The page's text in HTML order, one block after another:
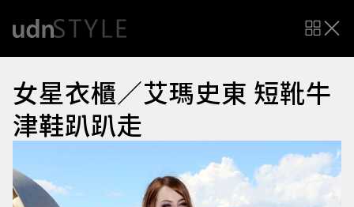
女星衣櫃／艾瑪史東 短靴牛
津鞋趴趴走